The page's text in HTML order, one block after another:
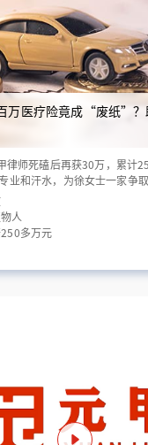
万医疗险竟成“废纸”？
律师死磕后再获30万，累计
业和汗水，为徐女士一家争
人
多万元